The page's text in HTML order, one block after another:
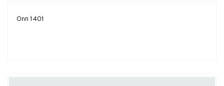
Onn 1401